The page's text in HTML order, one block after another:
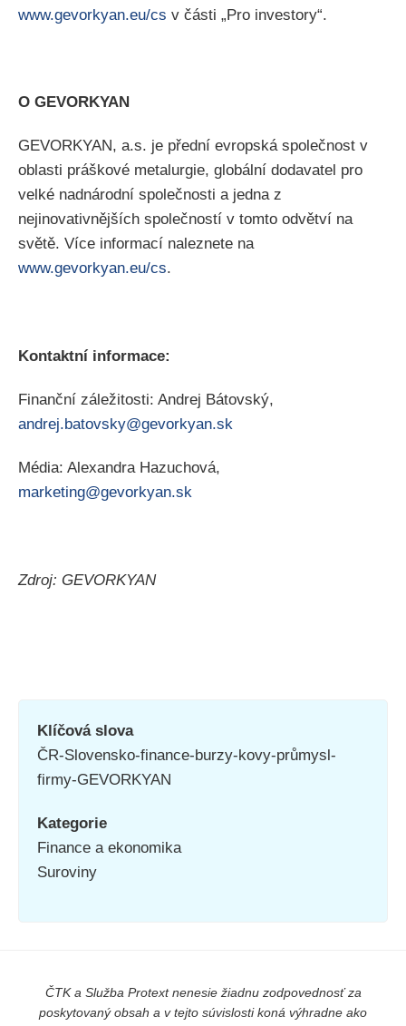
www.gevorkyan.eu/cs v části „Pro investory“.
O GEVORKYAN
GEVORKYAN, a.s. je přední evropská společnost v
oblasti práškové metalurgie, globální dodavatel pro
velké nadnárodní společnosti a jedna z
nejinovativnějších společností v tomto odvětví na
světě. Více informací naleznete na
www.gevorkyan.eu/cs.
Kontaktní informace:
Finanční záležitosti: Andrej Bátovský,
andrej.batovsky@gevorkyan.sk
Média: Alexandra Hazuchová,
marketing@gevorkyan.sk
Zdroj: GEVORKYAN
Klíčová slova
ČR-Slovensko-finance-burzy-kovy-průmysl-
firmy-GEVORKYAN
Kategorie
Finance a ekonomika
Suroviny
ČTK a Služba Protext nenesie žiadnu zodpovednosť za
poskytovaný obsah a v tejto súvislosti koná výhradne ako